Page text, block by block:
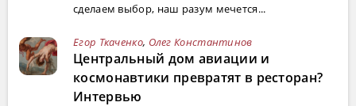
сделаем выбор, наш разум мечется...
Егор Ткаченко, Олег Константинов
Центральный дом авиации и
космонавтики превратят в ресторан?
Интервью